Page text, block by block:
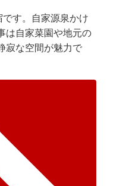
す。自家源泉かけ
は自家菜園や地元の
寂な空間が魅力で